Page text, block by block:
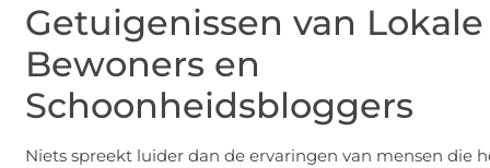
Getuigenissen van Lokale
Bewoners en
Schoonheidsbloggers
Niets spreekt luider dan de ervaringen van mensen die